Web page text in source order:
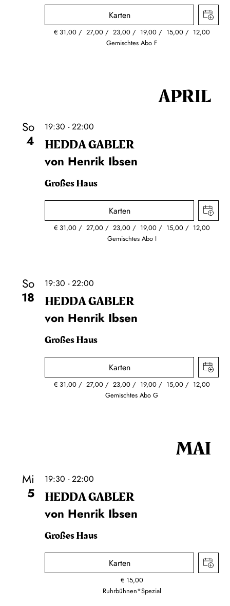
Karten
€ 31,00 27,00 23,00 19,00 15,00
12,00
Gemischtes Abo F
APRIL
So
4
19:30 - 22:00
HEDDA GABLER
von Henrik Ibsen
Großes Haus
Karten
€ 31,00 27,00 23,00 19,00 15,00
12,00
Gemischtes Abo I
So
18
19:30 - 22:00
HEDDA GABLER
von Henrik Ibsen
Großes Haus
Karten
€ 31,00 27,00 23,00 19,00 15,00
12,00
Gemischtes Abo G
MAI
Mi
5
19:30 - 22:00
HEDDA GABLER
von Henrik Ibsen
Großes Haus
Karten
€ 15,00
Ruhrbühnen*Spezial